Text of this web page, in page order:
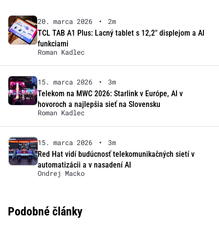
20. marca 2026 •
2m
TCL TAB A1 Plus: Lacný tablet s 12,2″ displejom a AI
funkciami
Roman Kadlec
15. marca 2026 •
3m
Telekom na MWC 2026: Starlink v Európe, AI v
hovoroch a najlepšia sieť na Slovensku
Roman Kadlec
15. marca 2026 •
3m
Red Hat vidí budúcnosť telekomunikačných sietí v
automatizácii a v nasadení AI
Ondrej Macko
Podobné články